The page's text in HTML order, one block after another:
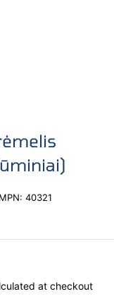
MPN: 40321
at checkout